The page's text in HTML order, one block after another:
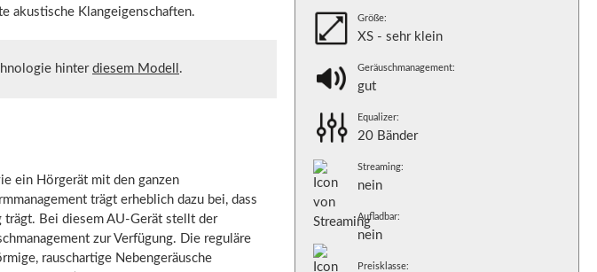
akustische Klangeigenschaften.
hinter diesem Modell .
ein Hörgerät mit den ganzen
trägt erheblich dazu bei, dass
trägt. Bei diesem AU-Gerät stellt der
zur Verfügung. Die reguläre
rauschartige Nebengeräusche
Größe:
XS - sehr klein
Geräuschmanagement:
gut
Equalizer:
20 Bänder
Streaming:
nein
Aufladbar:
nein
Preisklasse: